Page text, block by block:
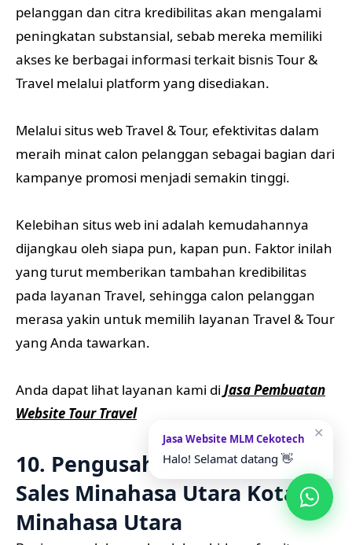
pelanggan dan citra kredibilitas akan mengalami
peningkatan substansial, sebab mereka memiliki
akses ke berbagai informasi terkait bisnis Tour &
Travel melalui platform yang disediakan.
Melalui situs web Travel & Tour, efektivitas dalam
meraih minat calon pelanggan sebagai bagian dari
kampanye promosi menjadi semakin tinggi.
Kelebihan situs web ini adalah kemudahannya
dijangkau oleh siapa pun, kapan pun. Faktor inilah
yang turut memberikan tambahan kredibilitas
pada layanan Travel, sehingga calon pelanggan
merasa yakin untuk memilih layanan Travel & Tour
yang Anda tawarkan.
Anda dapat lihat layanan kami di Jasa Pembuatan
Website Tour Travel
10. Pengusaha Furniture dan
Sales Minahasa Utara Kota
Minahasa Utara
✕
Jasa Website MLM Cekotech
Halo! Selamat datang 👋